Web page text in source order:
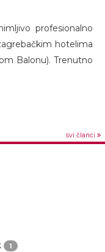
profesionalno
hotelima
Balonu). Trenutno
svi članci
1